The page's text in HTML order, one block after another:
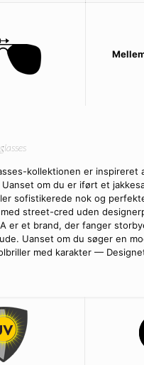
kollektionen er
Uanset om du er iført et
sofistikerede nok og
street-cred uden
er et brand, der fanger
Uanset om du søger en
med karakter —